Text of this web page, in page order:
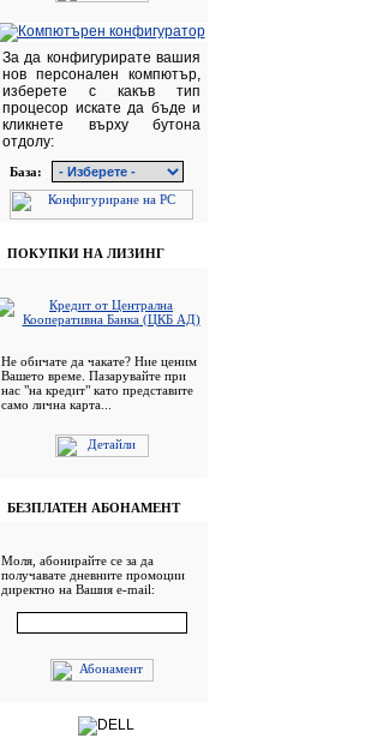
За да конфигурирате вашия
нов персонален компютър,
изберете с какъв тип
процесор искате да бъде и
кликнете върху бутона
отдолу:
База:
ПОКУПКИ НА ЛИЗИНГ
Не обичате да чакате? Ние ценим
Вашето време. Пазарувайте при
нас "на кредит" като представите
само лична карта...
БЕЗПЛАТЕН АБОНАМЕНТ
Моля, абонирайте се за да
получавате дневните промоции
директно на Вашия e-mail: